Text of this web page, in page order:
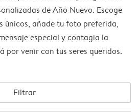
de Año Nuevo. Escoge
únicos, añade tu foto preferida,
especial y contagia la
por venir con tus seres queridos.
Filtrar